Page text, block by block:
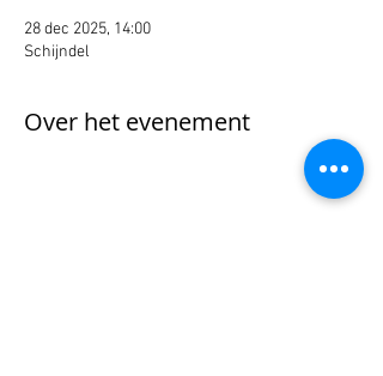
28 dec 2025, 14:00
Schijndel
Over het evenement